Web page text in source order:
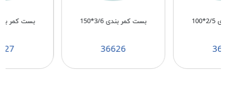
بست کمر بندی 3/6*150
36626
بست کمر بندی 3/